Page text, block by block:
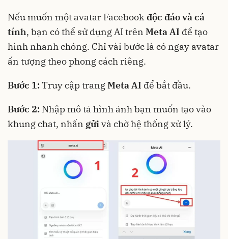
Nếu muốn một avatar Facebookđộc đáo và cá
tính, bạn có thể sử dụng AI trên Meta AI để tạo
hình nhanh chóng. Chỉ vài bước là có ngay avatar
ấn tượng theo phong cách riêng.
Bước 1:Truy cập trangMeta AI để bắt đầu.
Bước 2: Nhập mô tả hình ảnh bạn muốn tạo vào
khung chat, nhấn gửivà chờ hệ thống xử lý.